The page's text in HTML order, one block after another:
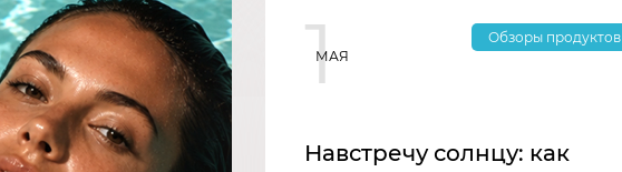
1
МАЯ
Обзоры продуктов
Навстречу солнцу: как